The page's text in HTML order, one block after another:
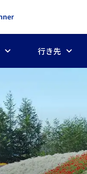
行き先